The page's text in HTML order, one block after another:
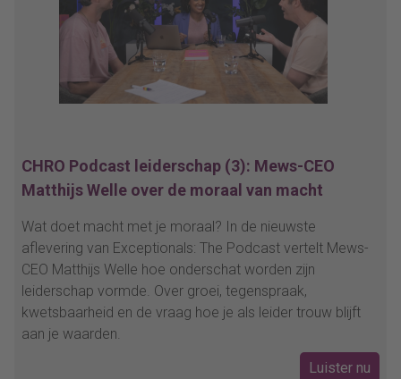
deze organisatie.
juridische valkuilen.
CHRO Podcast leiderschap (3): Mews-CEO
Matthijs Welle over de moraal van macht
Wat doet macht met je moraal? In de nieuwste
aflevering van Exceptionals: The Podcast vertelt Mews-
CEO Matthijs Welle hoe onderschat worden zijn
leiderschap vormde. Over groei, tegenspraak,
kwetsbaarheid en de vraag hoe je als leider trouw blijft
aan je waarden.
Luister nu